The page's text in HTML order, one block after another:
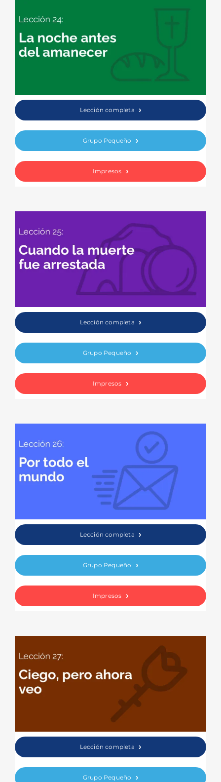
Lección completa
Grupo Pequeño
Impresos
Lección completa
Grupo Pequeño
Impresos
Lección completa
Grupo Pequeño
Impresos
Lección completa
Grupo Pequeño